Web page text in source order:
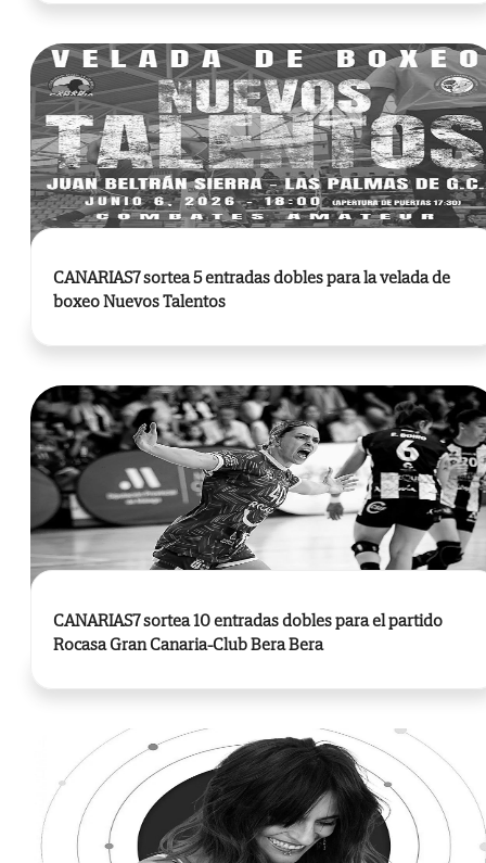
CANARIAS7 sortea 5 entradas dobles para la velada de
boxeo Nuevos Talentos
CANARIAS7 sortea 10 entradas dobles para el partido
Rocasa Gran Canaria-Club Bera Bera